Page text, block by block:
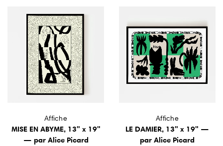
Affiche
MISE EN ABYME, 13" x 19"
— par Alice Picard
Affiche
LE DAMIER, 13" x 19" —
par Alice Picard